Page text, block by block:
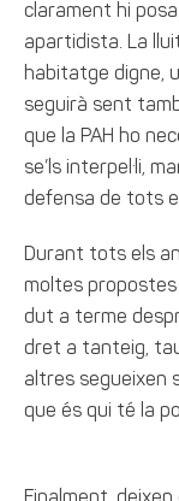
clarament hi
apartidista. La
habitatge digne,
seguirà sent
que la PAH ho
se’ls interpel·li,
defensa de tots
Durant tots els
moltes propostes
dut a terme
dret a tanteig,
altres segueixen
que és qui té la